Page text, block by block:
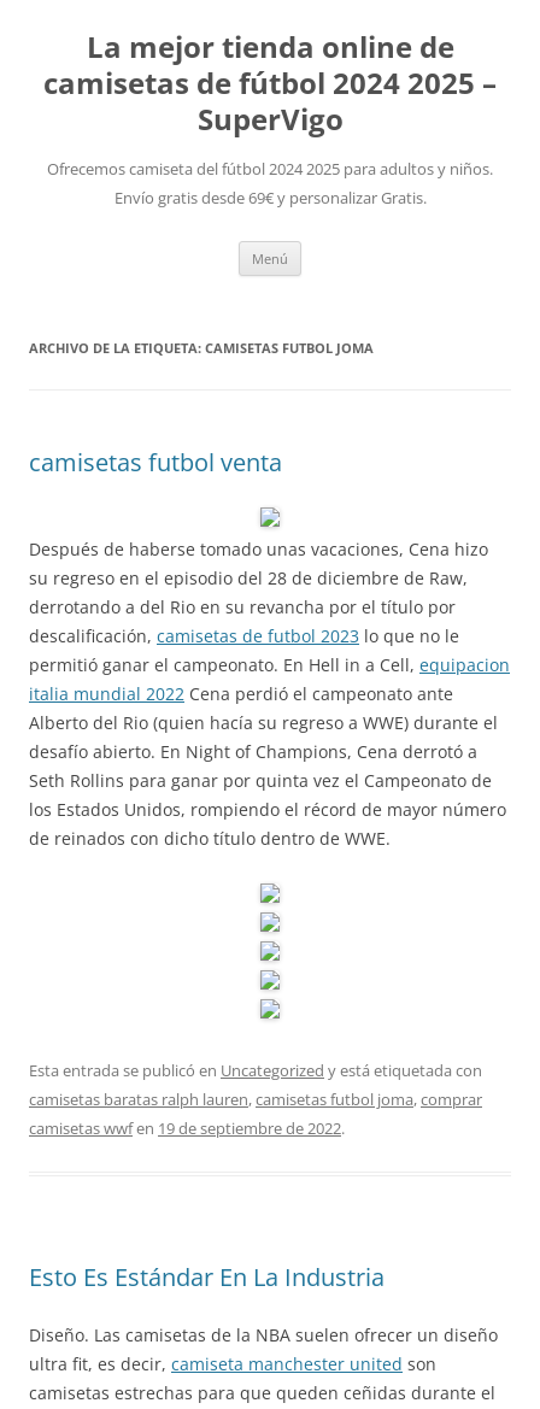
La mejor tienda online de
camisetas de fútbol 2024 2025 –
SuperVigo
Ofrecemos camiseta del fútbol 2024 2025 para adultos y niños.
Envío gratis desde 69€ y personalizar Gratis.
Menú
ARCHIVO DE LA ETIQUETA: CAMISETAS FUTBOL JOMA
camisetas futbol venta
Después de haberse tomado unas vacaciones, Cena hizo
su regreso en el episodio del 28 de diciembre de Raw,
derrotando a del Rio en su revancha por el título por
descalificación, camisetas de futbol 2023 lo que no le
permitió ganar el campeonato. En Hell in a Cell, equipacion
italia mundial 2022 Cena perdió el campeonato ante
Alberto del Rio (quien hacía su regreso a WWE) durante el
desafío abierto. En Night of Champions, Cena derrotó a
Seth Rollins para ganar por quinta vez el Campeonato de
los Estados Unidos, rompiendo el récord de mayor número
de reinados con dicho título dentro de WWE.
Esta entrada se publicó en Uncategorized y está etiquetada con
camisetas baratas ralph lauren,camisetas futbol joma,comprar
camisetas wwfen 19 de septiembre de 2022.
Esto Es Estándar En La Industria
Diseño. Las camisetas de la NBA suelen ofrecer un diseño
ultra fit, es decir, camiseta manchester united son
camisetas estrechas para que queden ceñidas durante el